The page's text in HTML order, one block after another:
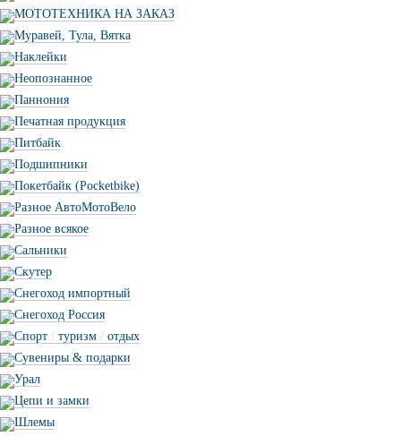
МОТОТЕХНИКА НА ЗАКАЗ
Муравей, Тула, Вятка
Наклейки
Неопознанное
Паннония
Печатная продукция
Питбайк
Подшипники
Покетбайк (Pocketbike)
Разное АвтоМотоВело
Разное всякое
Сальники
Скутер
Снегоход импортный
Снегоход Россия
Спорт / туризм / отдых
Сувениры & подарки
Урал
Цепи и замки
Шлемы